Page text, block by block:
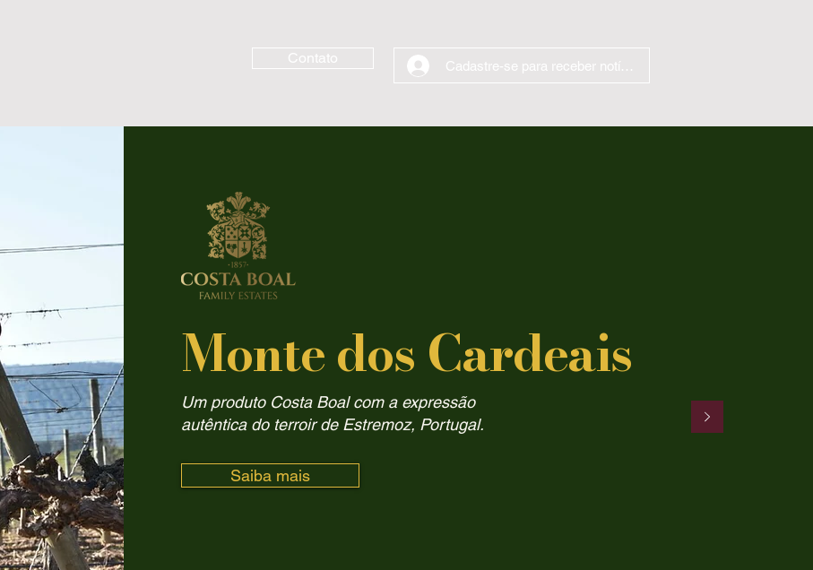
Contato Cadastre-se para receber notícias
Monte dos Cardeais
Um produto Costa Boal com a expressão
autêntica do terroir de Estremoz, Portugal.
Saiba mais